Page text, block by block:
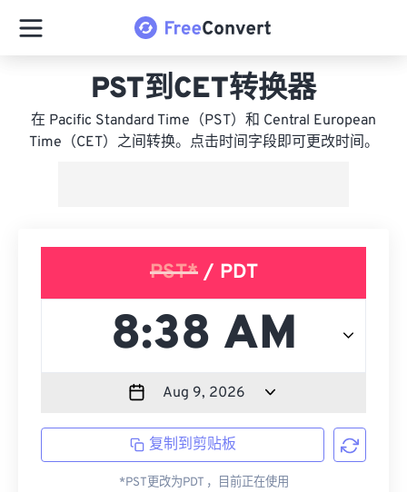
PST到CET转换器
在 Pacific Standard Time（PST）和 Central European
Time（CET）之间转换。点击时间字段即可更改时间。
PST*/ PDT
复制到剪贴板
*PST更改为PDT ，目前正在使用